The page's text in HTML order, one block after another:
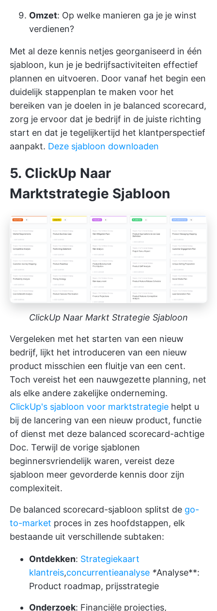
Omzet: Op welke manieren ga je je winst
verdienen?
Met al deze kennis netjes georganiseerd in één
sjabloon, kun je je bedrijfsactiviteiten effectief
plannen en uitvoeren. Door vanaf het begin een
duidelijk stappenplan te maken voor het
bereiken van je doelen in je balanced scorecard,
zorg je ervoor dat je bedrijf in de juiste richting
start en dat je tegelijkertijd het klantperspectief
aanpakt. Deze sjabloon downloaden
5. ClickUp Naar
Marktstrategie Sjabloon
ClickUp Naar Markt Strategie Sjabloon
Vergeleken met het starten van een nieuw
bedrijf, lijkt het introduceren van een nieuw
product misschien een fluitje van een cent.
Toch vereist het een nauwgezette planning, net
als elke andere zakelijke onderneming.
ClickUp's sjabloon voor marktstrategie helpt u
bij de lancering van een nieuw product, functie
of dienst met deze balanced scorecard-achtige
Doc. Terwijl de vorige sjablonen
beginnersvriendelijk waren, vereist deze
sjabloon meer gevorderde kennis door zijn
complexiteit.
De balanced scorecard-sjabloon splitst de go-
to-market proces in zes hoofdstappen, elk
bestaande uit verschillende subtaken:
Ontdekken: Strategiekaart
klantreis,concurrentieanalyse *Analyse**:
Product roadmap, prijsstrategie
Onderzoek: Financiële projecties,